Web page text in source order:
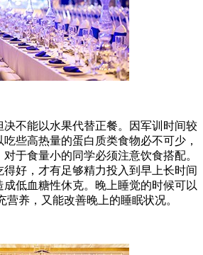
决不能以水果代替正餐。因军训时间较
些高热量的蛋白质类食物必不可少，
于食量小的同学必须注意饮食搭配。
好，才有足够精力投入到早上长时间
低血糖性休克。晚上睡觉的时候可以
营养，又能改善晚上的睡眠状况。